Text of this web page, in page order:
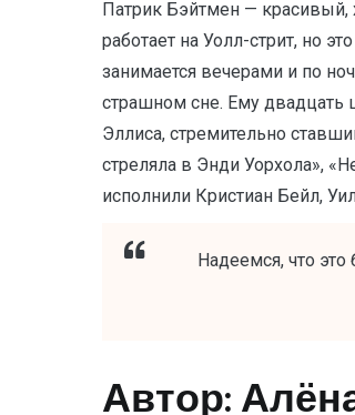
Патрик Бэйтмен —
работает на Уолл-стрит, но
занимается вечерами и по
страшном сне. Ему двадцать
Эллиса, стремительно
стреляла в Энди Уорхола»,
исполнили Кристиан Бейл,
Надеемся, что это
Автор: